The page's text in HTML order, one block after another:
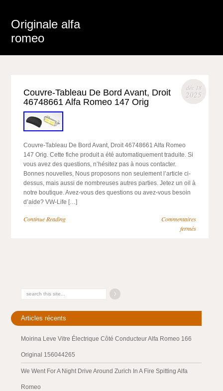
Originale alfa
romeo
déc 18
2025
Couvre-Tableau De Bord Avant, Droit
46748661 Alfa Romeo 147 Orig
Couvre-Tableau De Bord Avant, Droit 46748661 Alfa Romeo
147 Orig. Cette fiche produit a été automatiquement traduite. Si
vous avez des questions, n’hésitez pas à nous contacter.
Bonnes nouvelles, Nous proposons non seulement l’article ci-
dessus, mais aussi de nombreuses autres parties. Jetez un oil à
notre boutique. Avez-vous des questions ou avez-vous besoin
d’aide? VW-Life […]
Continue Reading
Commentaires
fermés
Articles récents
Moirina Leve Vitre Électrique Côté Conducteur Alfa Romeo 166
Original 156044265
We Went For A Night Drive Around Zurich In A Fire Spitting Alfa
Romeo